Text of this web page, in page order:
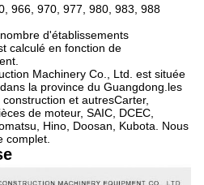
966, 970, 977, 980, 983, 988
d'établissements
calculé en fonction de
Machinery Co., Ltd. est située
la province du Guangdong.les
et autresCarter,
de moteur, SAIC, DCEC,
Hino, Doosan, Kubota. Nous
complet.